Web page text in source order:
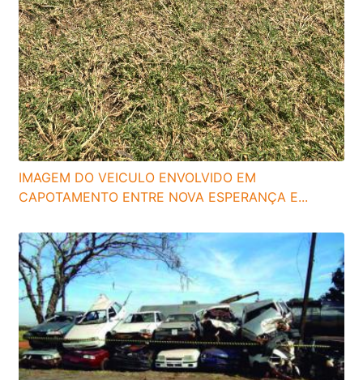
IMAGEM DO VEICULO ENVOLVIDO EM
CAPOTAMENTO ENTRE NOVA ESPERANÇA E...